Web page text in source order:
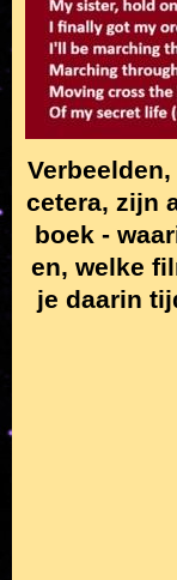
cetera, zijn
boek -
en, welke
je daarin